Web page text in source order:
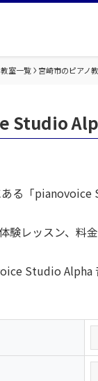
室一覧 宮崎市のピアノ
る「pianovoice
験レッスン、料
Studio Alpha